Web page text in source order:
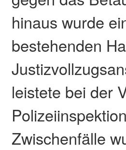
hinaus wurde
bestehenden
leistete bei der
Zwischenfälle